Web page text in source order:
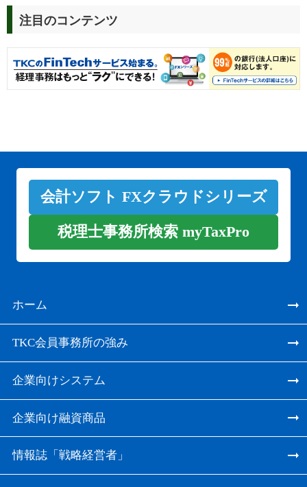
注目のコンテンツ
会計ソフト FXクラウドシリーズ
税理士事務所検索 myTaxPro
ホーム
TKC会員事務所の強み
企業向けシステム
企業向け融資商品
情報誌「戦略経営者」